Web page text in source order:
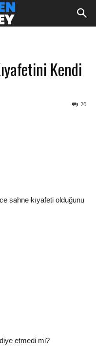
Kendi
20
sahne kıyafeti olduğunu
etmedi mi?